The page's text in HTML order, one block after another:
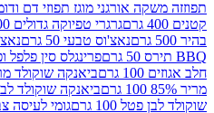
מוגז תפוזי דם ודומדמניות 250 מ"ל
גרגרי טפיוקה גדולים 400 גרם
מיסו
נאצ'וס טבעי 50 גרם
נאצ'וס תירס כחול 50
פרינגלס סין פלפל ופרמזן 110 גרם
ביאנקה שוקולד מריר 72% 100 גרם
ביאנקה שוקולד לבן בטעם קרמל 100
גרם
גומי לעיסה צבעוני 1 ק"ג